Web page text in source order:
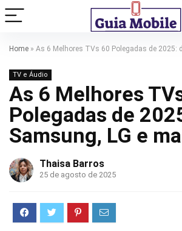
Home » As 6 Melhores TVs 60 Polegadas de 2025:
TV e Áudio
As 6 Melhores
Polegadas de
Samsung, LG e
Thaisa Barros
25 de agosto de 2025